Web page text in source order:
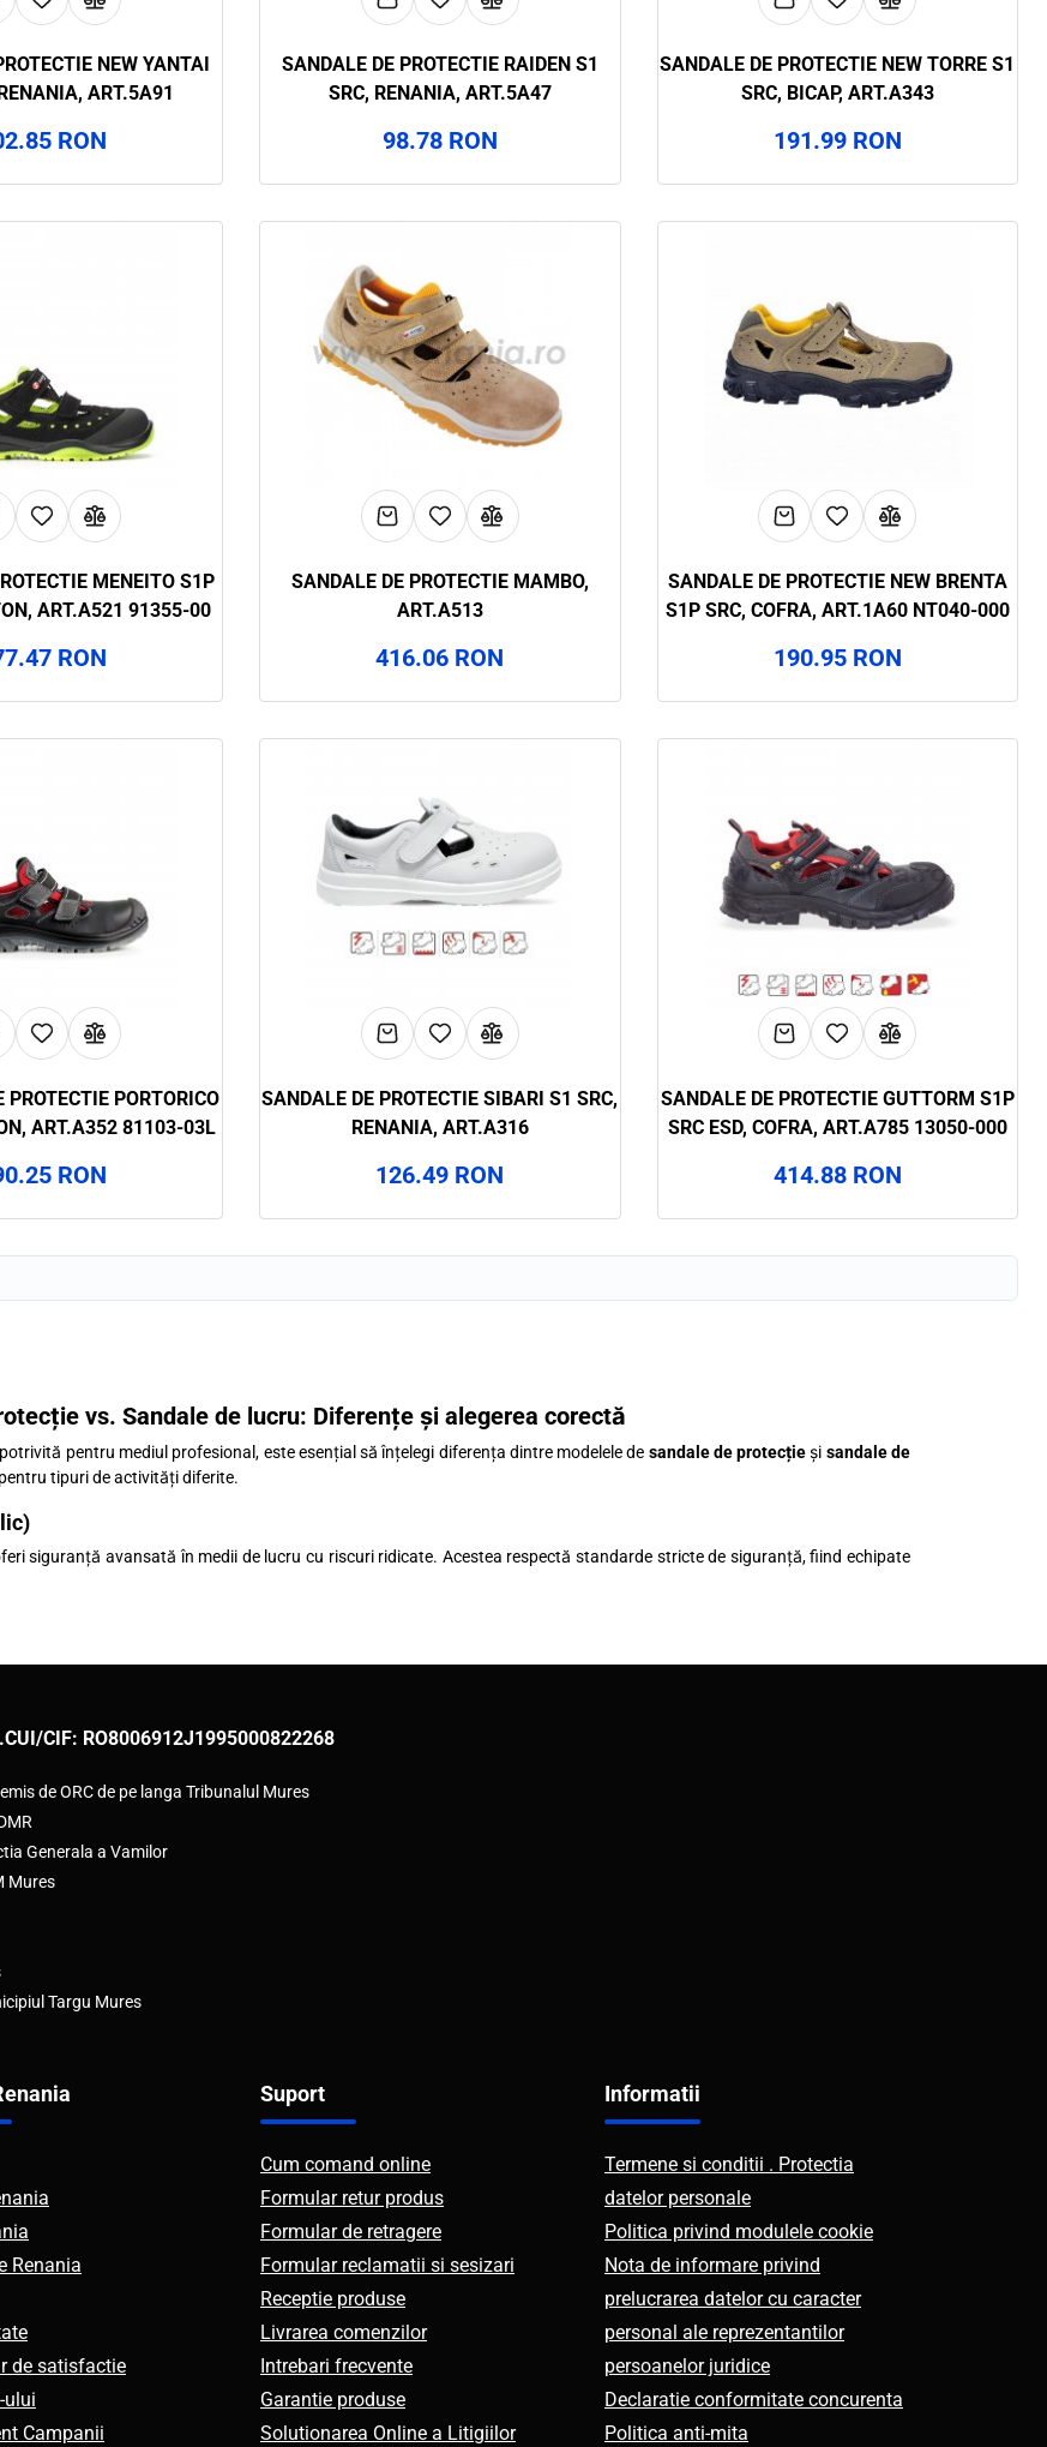
NEW YANTAI
ART.5A91
RON
SANDALE DE PROTECTIE RAIDEN S1
SRC, RENANIA, ART.5A47
98.78 RON
SANDALE DE PROTECTIE NEW TORRE S1
SRC, BICAP, ART.A343
191.99 RON
MENEITO S1P
ART.A521 91355-00
RON
SANDALE DE PROTECTIE MAMBO,
ART.A513
416.06 RON
SANDALE DE PROTECTIE NEW BRENTA
S1P SRC, COFRA, ART.1A60 NT040-000
190.95 RON
PROTECTIE PORTORICO
ART.A352 81103-03L
RON
SANDALE DE PROTECTIE SIBARI S1 SRC,
RENANIA, ART.A316
126.49 RON
SANDALE DE PROTECTIE GUTTORM S1P
SRC ESD, COFRA, ART.A785 13050-000
414.88 RON
vs. Sandale de lucru: Diferențe și alegerea corectă
potrivită pentru mediul profesional, este esențial să înțelegi diferența dintre modelele de sandale de protecțieși sandale de
tipuri de activități diferite.
siguranță avansată în medii de lucru cu riscuri ridicate. Acestea respectă standarde stricte de siguranță, fiind echipate
CUI/CIF: RO8006912J1995000822268
de ORC de pe langa Tribunalul Mures
Generala a Vamilor
Mures
Targu Mures
Renania
de satisfactie
ului
Campanii
Suport
Cum comand online
Formular retur produs
Formular de retragere
Formular reclamatii si sesizari
Receptie produse
Livrarea comenzilor
Intrebari frecvente
Garantie produse
Solutionarea Online a Litigiilor
Informatii
Termene si conditii . Protectia
datelor personale
Politica privind modulele cookie
Nota de informare privind
prelucrarea datelor cu caracter
personal ale reprezentantilor
persoanelor juridice
Declaratie conformitate concurenta
Politica anti-mita